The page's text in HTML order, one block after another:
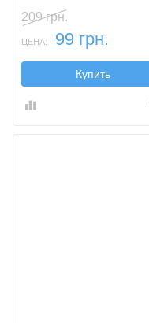
209 грн.
ЦЕНА: 99 грн.
Купить